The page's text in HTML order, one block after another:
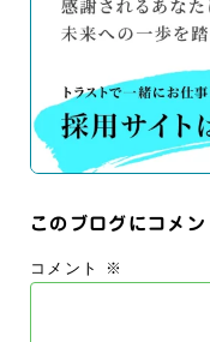
このブログにコメ
コメント ※